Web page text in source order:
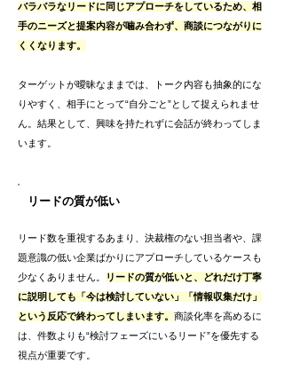
バラバラなリードに同じアプローチをしているため、相
手のニーズと提案内容が噛み合わず、商談につながりに
くくなります。
ターゲットが曖昧なままでは、トーク内容も抽象的にな
りやすく、相手にとって“自分ごと”として捉えられませ
ん。結果として、興味を持たれずに会話が終わってしま
います。
リードの質が低い
リード数を重視するあまり、決裁権のない担当者や、課
題意識の低い企業ばかりにアプローチしているケースも
少なくありません。
リードの質が低いと、どれだけ丁寧
に説明しても「今は検討していない」「情報収集だけ」
という反応で終わってしまいます。 商談化率を高めるに
は、件数よりも“検討フェーズにいるリード”を優先する
視点が重要です。